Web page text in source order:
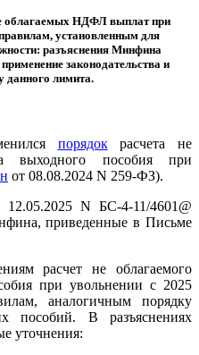
облагаемых НДФЛ выплат при
установленным для
разъяснения Минфина
законодательства и
данного лимита.
порядокрасчета не
выходного пособия при
от 08.08.2024 N 259-ФЗ).
12.05.2025 N БС-4-11/4601@
приведенные в Письме
расчет не облагаемого
при увольнении с 2025
аналогичным порядку
пособий. В разъяснениях
уточнения: